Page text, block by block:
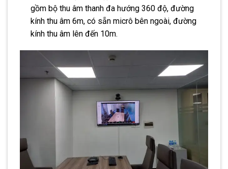
gồm bộ thu âm thanh đa hướng 360 độ, đường
kính thu âm 6m, có sẵn micrô bên ngoài, đường
kính thu âm lên đến 10m.